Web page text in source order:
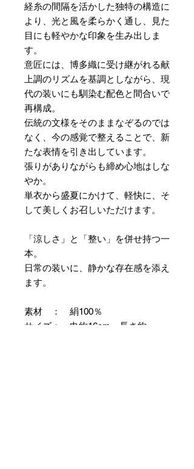
経糸の間隔を活かした独特の構造に
より、光と風を柔らかく通し、見た
目にも軽やかな印象を生み出しま
す。
意匠には、博多織に受け継がれる献
上調のリズムを基調としながら、現
代の装いにも馴染む配色と間合いで
再構成。
伝統の文様をそのままなぞるのでは
なく、今の感覚で整えることで、新
たな表情を引き出しています。
張りがありながらも締め心地はしな
やか。
単衣から盛夏にかけて、軽快に、そ
して美しくお召しいただけます。
「涼しさ」と「整い」を併せ持つ一
本。
日常の装いに、静かな存在感を添え
ます。
素材 ： 絹100％
サイズ： 巾約16cm 長さ約